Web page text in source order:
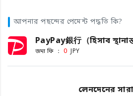
আপনার পছন্দের পেমেন্ট পদ্ধতি কি?
PayPay銀行（হিসাব
জমা ফি ： 0 JPY
লেনদেনের